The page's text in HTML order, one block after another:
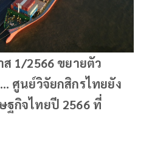
ส 1/2566 ขยายตัว
ศูนย์วิจัยกสิกรไทยยัง
ฐกิจไทยปี 2566 ที่